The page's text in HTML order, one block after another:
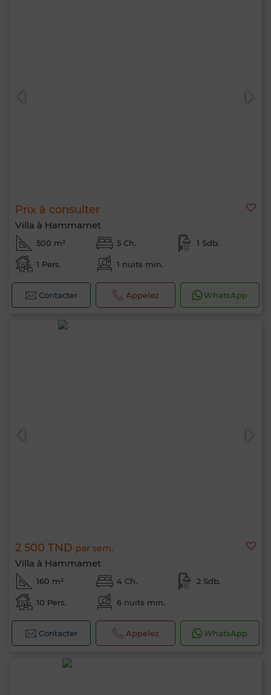
Prix à consulter
Villa à Hammamet
500 m² 5 Ch. 1 Sdb.
1 Pers. 1 nuits min.
Contacter Appelez WhatsApp
2 500 TND par sem.
Villa à Hammamet
160 m² 4 Ch. 2 Sdb.
10 Pers. 6 nuits min.
Contacter Appelez WhatsApp